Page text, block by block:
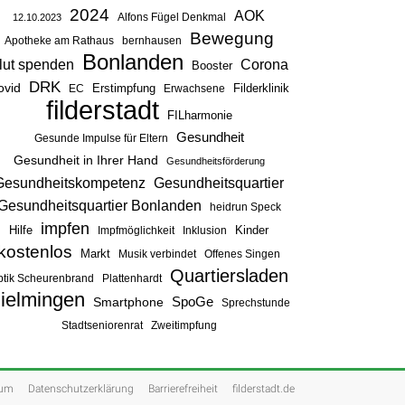
12.10.2023 2024 Alfons Fügel Denkmal AOK
Apotheke am Rathaus bernhausen Bewegung
spenden Bonlanden Booster Corona
DRK EC Erstimpfung Erwachsene Filderklinik
filderstadt FILharmonie
Gesunde Impulse für Eltern Gesundheit
Gesundheit in Ihrer Hand Gesundheitsförderung
Gesundheitsquartier
Bonlanden
heidrun Speck
Hilfe impfen Impfmöglichkeit Inklusion Kinder
kostenlos Markt Musik verbindet
Offenes Singen
Scheurenbrand
Plattenhardt Quartiersladen
Smartphone SpoGe Sprechstunde
Stadtseniorenrat Zweitimpfung
Datenschutzerklärung Barrierefreiheit filderstadt.de